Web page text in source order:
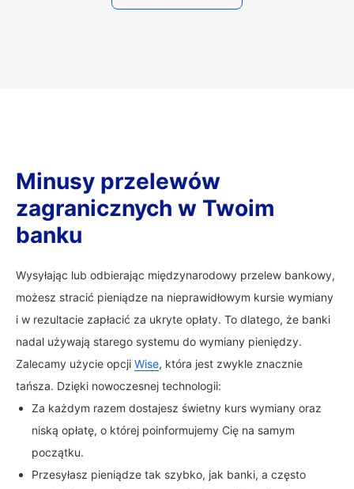
Minusy przelewów
zagranicznych w Twoim
banku
Wysyłając lub odbierając międzynarodowy przelew bankowy,
możesz stracić pieniądze na nieprawidłowym kursie wymiany
i w rezultacie zapłacić za ukryte opłaty. To dlatego, że banki
nadal używają starego systemu do wymiany pieniędzy.
Zalecamy użycie opcji Wise, która jest zwykle znacznie
tańsza. Dzięki nowoczesnej technologii:
Za każdym razem dostajesz świetny kurs wymiany oraz
niską opłatę, o której poinformujemy Cię na samym
początku.
Przesyłasz pieniądze tak szybko, jak banki, a często